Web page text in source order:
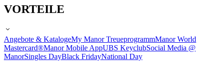
VORTEILE
Angebote & KatalogeMy Manor TreueprogrammManor World
Mastercard®Manor Mobile AppUBS KeyclubSocial Media @
ManorSingles DayBlack FridayNational Day